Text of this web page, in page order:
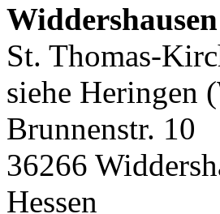
Widdershausen
St. Thomas-
siehe Heringen
Brunnenstr. 10
36266
Hessen